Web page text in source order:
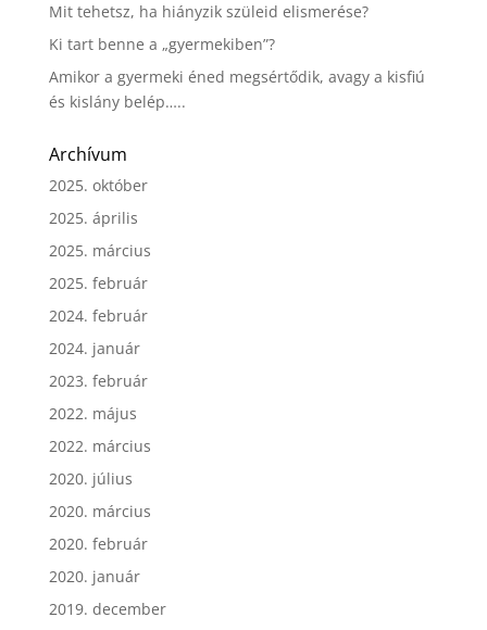
Mit tehetsz, ha hiányzik szüleid elismerése?
Ki tart benne a „gyermekiben”?
Amikor a gyermeki éned megsértődik, avagy a kisfiú
és kislány belép…..
Archívum
2025. október
2025. április
2025. március
2025. február
2024. február
2024. január
2023. február
2022. május
2022. március
2020. július
2020. március
2020. február
2020. január
2019. december